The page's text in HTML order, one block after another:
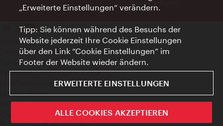
Impressum
Datenschutzerklärung
Nutzungsbedingungen
Veröffentlichungen gem. EMFG
Veröffentlichungen gem. MedKF‑TG
Hinweis geben
Barrierefreiheit
Cookie Einstellungen
„Erweiterte Einstellungen“ verändern.
Tipp: Sie können während des Besuchs der
Website jederzeit Ihre Cookie Einstellungen
über den Link “Cookie Einstellungen” im
Footer der Website wieder ändern.
ERWEITERTE EINSTELLUNGEN
ALLE COOKIES AKZEPTIEREN